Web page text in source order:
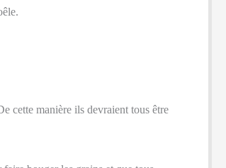
cette manière ils devraient tous être